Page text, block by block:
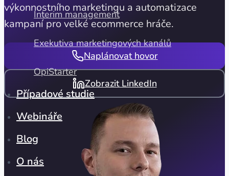
Interim management
Exekutiva marketingových kanálů
OpiStarter
Případové studie
Webináře
Blog
O nás
výkonnostního marketingu a automatizace
kampaní pro velké ecommerce hráče.
Naplánovat hovor
Zobrazit LinkedIn